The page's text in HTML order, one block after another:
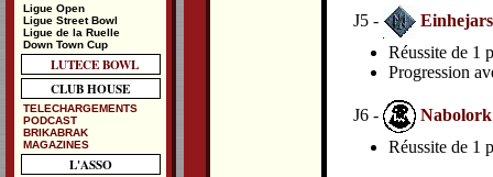
J5 -
Réussite de 1
Progression
J6 -
Nabolork
Réussite de 1
Ligue Open
Ligue Street Bowl
Ligue de la Ruelle
Down Town Cup
LUTECE BOWL
CLUB HOUSE
TELECHARGEMENTS
PODCAST
BRIKABRAK
MAGAZINES
L'ASSO